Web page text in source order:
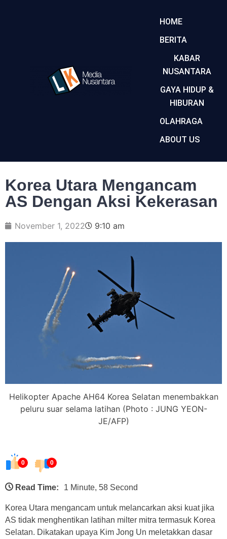
HOME
BERITA
KABAR
NUSANTARA
GAYA HIDUP &
HIBURAN
OLAHRAGA
ABOUT US
Korea Utara Mengancam
AS Dengan Aksi Kekerasan
November 1, 2022 9:10 am
Helikopter Apache AH64 Korea Selatan menembakkan
peluru suar selama latihan (Photo : JUNG YEON-
JE/AFP)
0 0
Read Time: 1 Minute, 58 Second
Korea Utara mengancam untuk melancarkan aksi kuat jika
AS tidak menghentikan latihan milter mitra termasuk Korea
Selatan. Dikatakan upaya Kim Jong Un meletakkan dasar